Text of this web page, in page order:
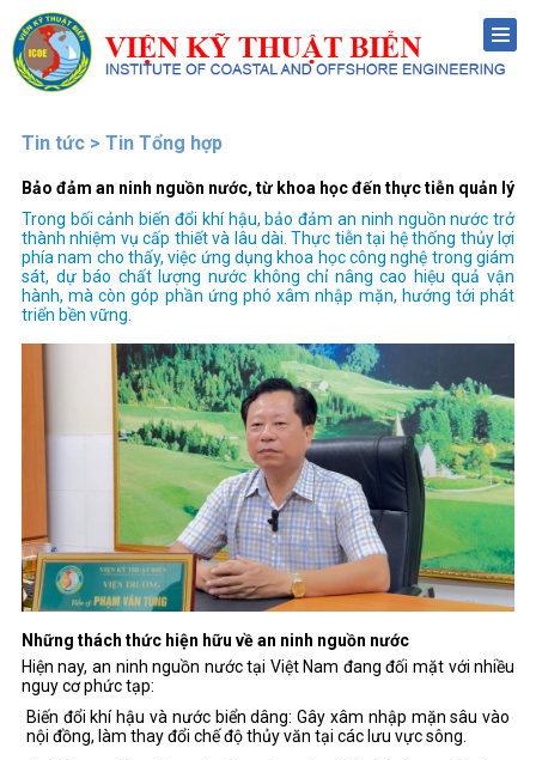
Menu
Tin tức > Tin Tổng hợp
Bảo đảm an ninh nguồn nước, từ khoa học đến thực tiễn quản lý
Trong bối cảnh biến đổi khí hậu, bảo đảm an ninh nguồn nước trở
thành nhiệm vụ cấp thiết và lâu dài. Thực tiễn tại hệ thống thủy lợi
phía nam cho thấy, việc ứng dụng khoa học công nghệ trong giám
sát, dự báo chất lượng nước không chỉ nâng cao hiệu quả vận
hành, mà còn góp phần ứng phó xâm nhập mặn, hướng tới phát
triển bền vững.
Những thách thức hiện hữu về an ninh nguồn nước
Hiện nay, an ninh nguồn nước tại Việt Nam đang đối mặt với nhiều
nguy cơ phức tạp:
Biến đổi khí hậu và nước biển dâng: Gây xâm nhập mặn sâu vào
nội đồng, làm thay đổi chế độ thủy văn tại các lưu vực sông.